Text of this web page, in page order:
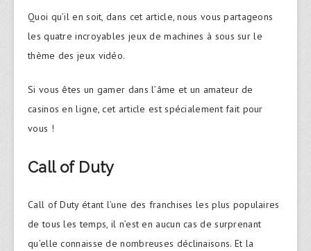
Quoi qu’il en soit, dans cet article, nous vous partageons
les quatre incroyables jeux de machines à sous sur le
thème des jeux vidéo.
Si vous êtes un gamer dans l’âme et un amateur de
casinos en ligne, cet article est spécialement fait pour
vous !
Call of Duty
Call of Duty étant l’une des franchises les plus populaires
de tous les temps, il n’est en aucun cas de surprenant
qu’elle connaisse de nombreuses déclinaisons. Et la